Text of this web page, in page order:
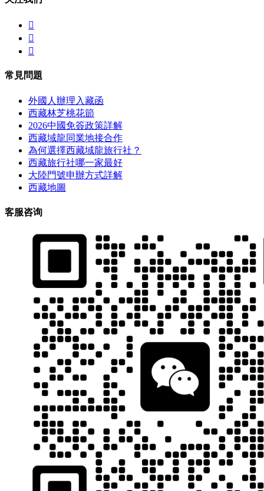



常見問題
外國人辦理入藏函
西藏林芝桃花節
2026中國免簽政策詳解
西藏域龍同業地接合作
為何選擇西藏域龍旅行社？
西藏旅行社哪一家最好
大陸門號申辦方式詳解
西藏地圖
客服咨询